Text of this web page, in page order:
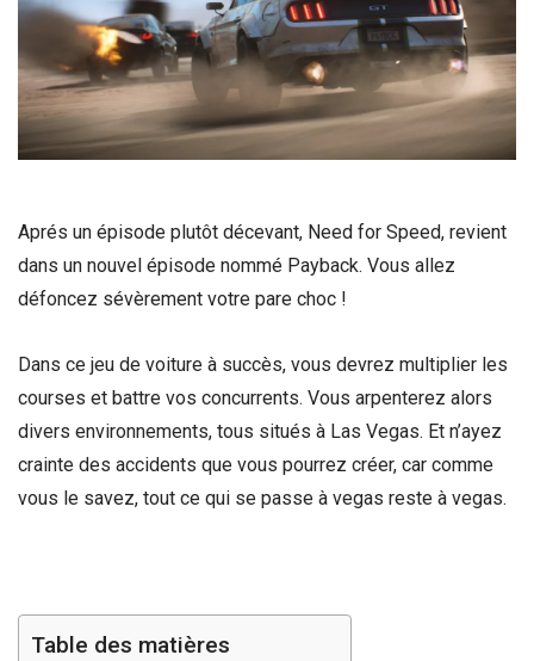
Aprés un épisode plutôt décevant, Need for Speed, revient
dans un nouvel épisode nommé Payback. Vous allez
défoncez sévèrement votre pare choc !
Dans ce jeu de voiture à succès, vous devrez multiplier les
courses et battre vos concurrents. Vous arpenterez alors
divers environnements, tous situés à Las Vegas. Et n’ayez
crainte des accidents que vous pourrez créer, car comme
vous le savez, tout ce qui se passe à vegas reste à vegas.
Table des matières